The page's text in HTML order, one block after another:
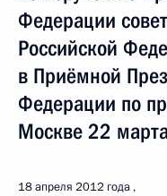
Федерации
Российской
в Приёмной
Федерации по
Москве 22
18 апреля 2012 года